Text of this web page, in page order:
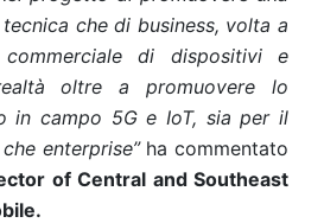
che di business, volta a
di dispositivi e
oltre a promuovere lo
in campo 5G e IoT, sia per il
enterprise” ha commentato
of Central and Southeast